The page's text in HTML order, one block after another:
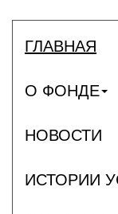
ГЛАВНАЯ
О ФОНДЕ
НОВОСТИ
ИСТОРИИ